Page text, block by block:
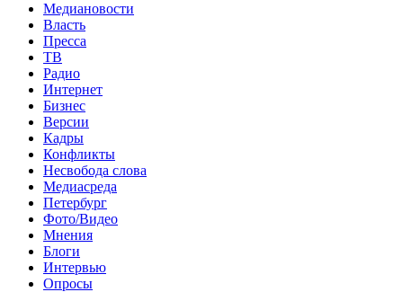
Медиановости
Власть
Пресса
ТВ
Радио
Интернет
Бизнес
Версии
Кадры
Конфликты
Несвобода слова
Медиасреда
Петербург
Фото/Видео
Мнения
Блоги
Интервью
Опросы